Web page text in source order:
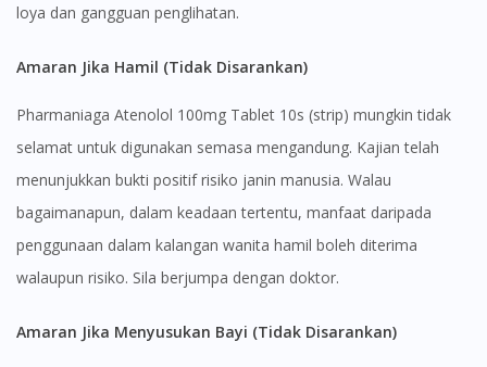
You are currently on DoctorOnCall.com.my, our Malaysian
To serve you better, would you like to head over to
Continue to DoctorOnCall Singapore
No, please do not redirect me
loya dan gangguan penglihatan.
Amaran Jika Hamil (Tidak Disarankan)
Pharmaniaga Atenolol 100mg Tablet 10s (strip) mungkin tidak
selamat untuk digunakan semasa mengandung. Kajian telah
menunjukkan bukti positif risiko janin manusia. Walau
bagaimanapun, dalam keadaan tertentu, manfaat daripada
penggunaan dalam kalangan wanita hamil boleh diterima
walaupun risiko. Sila berjumpa dengan doktor.
Amaran Jika Menyusukan Bayi (Tidak Disarankan)